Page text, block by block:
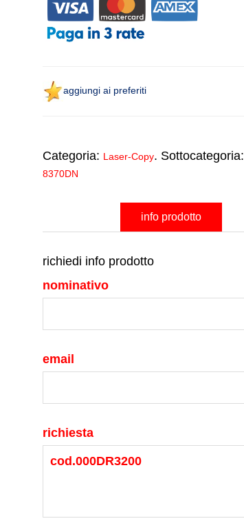
aggiungi ai preferiti
Categoria: Laser-Copy. Sottocategoria:
8370DN
info prodotto
richiedi info prodotto
nominativo
email
richiesta